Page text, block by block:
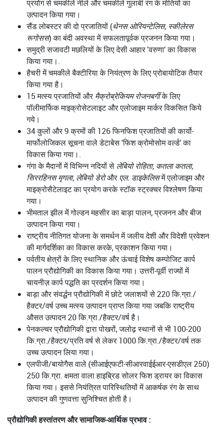
प्रयोग से चमकीले नीले और चमकीले गुलाबी रंग के मोतियों का
उत्पादन किया गया।
सैंड लोबस्टर की दो प्रजातियों (थेनस ओरियन्टेलिस, स्कीलेरस
रूगोसस) का बंदी अवस्था में सफलतापूर्वक प्रजनन किया गया।
समुद्री सजावटी मछलियों के लिए देसी आहार 'वरुणा' का विकास
किया गया।.
हैचरी में चमकीले बैक्टीरिया के नियंत्रण के लिए प्रोबायोटिक तैयार
किया गया है।
15 मत्स्य प्रजातियों और मैक्रोब्रेकियम रोजनबर्गीके लिए
पॉलीमार्फिक माइक्रोसेटलाइट और एलोजाइम मार्कर विकसित किये
गये।
34 कुलों और 9 क्रमों की 126 फिनफिश प्रजातियों की कार्यो-
मार्फोलोजिकल सूचना वाले डेटाबेस 'फिश क्रोमोसोम वर्ल्ड' का
विकास किया गया।.
गंगा के मैदानों में विभिन्न नदियों से लेबियो रोहिता, कतला कतला,
सिररहिनस मृगला, लेबियो डेरोऔर एल. डाइकेलिसमें एलोजाइम और
माइक्रोसैटेलाइट का प्रयोग करके स्टॉक स्ट्रक्चर विश्लेषण किया
गया।
भीमताल झील में गोल्डन महसीर का बाड़ा पालन, प्रजनन और बीज
उत्पादन किया गया।
राष्ट्रीय नीतिगत योजना के समर्थन में जलीय देशी और विदेशी प्रवेशन
की मार्गदर्शिका का विकास करके, प्रकाशन किया गया।
पर्वतीय क्षेत्रों के लिए स्थानिक और ऊंचाई विशेष कम्पोजिट कार्प
पालन प्रौद्योगिकी का विकास किया गया। उत्तरी-पूर्वी राज्यों में
चायनीज़ कार्प पद्धति का प्रदर्शन किया गया।
बाड़ा और संवर्द्धन प्रौद्योगिकी में छोटे जलाशयों से 220 कि.ग्रा./
हैक्टर/वर्ष उच्च मत्स्य उत्पादन प्राप्त किया गया जबकि राष्ट्रीय
औसत उत्पादन 20 कि.ग्रा./हैक्टर/वर्ष है।
पेनकल्चर प्रौद्योगिकी द्वारा पोखरों, जलोढ़ स्थानों से भी 100-200
कि.ग्रा./हैक्टर/प्रति वर्ष से लेकर 1000 कि.ग्रा./हैक्टर/वर्ष तक
उच्च उत्पादन लिया गया।
एलपीजी/बायोगैस वाले (सीआईएफटी-सीआरवाईईआर-एसडीएल 250)
250 कि.ग्रा. क्षमता वाला हाइब्रिड सोलर फिश ड्रायर का विकास
किया गया। इससे नियंत्रित पारिस्थितियों में आकर्षक रंग के साथ
उत्पादन की गुणवत्ता सुनिश्चित होती है।
प्रौद्योगिकी हस्तांतरण और सामाजिक-आर्थिक प्रभाव :